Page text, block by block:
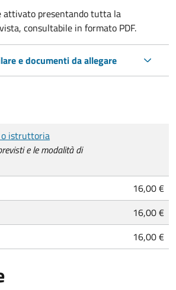
attivato presentando tutta la
consultabile in formato PDF.
e documenti da allegare
istruttoria
e le modalità di
16,00 €
16,00 €
16,00 €